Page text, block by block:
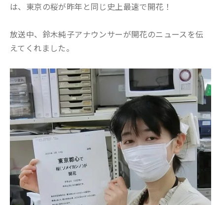
は、東京の桜が昨年と同じ史上最速で開花！
放送中、鈴木純子アナウンサーが開花のニュースを伝
えてくれました。